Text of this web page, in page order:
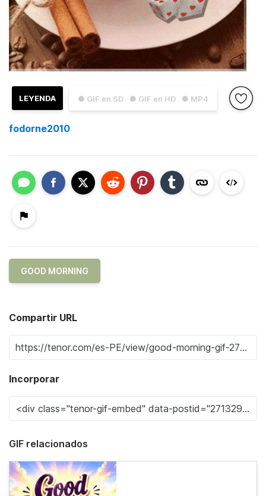
● GIF en SD ● GIF en HD ● MP4
LEYENDA
fodorne2010
GOOD MORNING
Compartir URL
Incorporar
GIF relacionados